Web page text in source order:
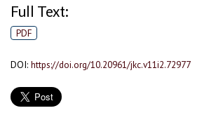
Full Text:
PDF
DOI: https://doi.org/10.20961/jkc.v11i2.72977